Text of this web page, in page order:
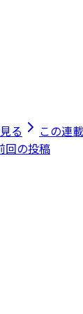
る
この連
回の投稿